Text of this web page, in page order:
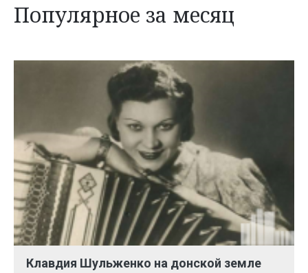
Популярное за месяц
Клавдия Шульженко на донской земле